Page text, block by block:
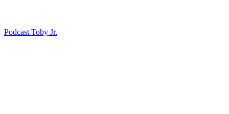
Podcast Toby Jr.